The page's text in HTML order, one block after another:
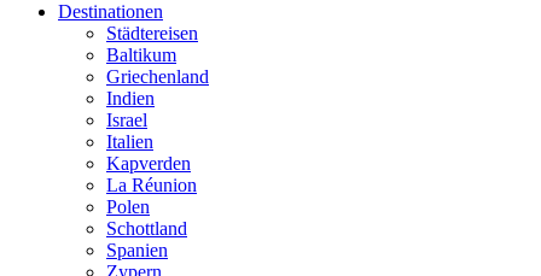
Destinationen
Städtereisen
Baltikum
Griechenland
Indien
Israel
Italien
Kapverden
La Réunion
Polen
Schottland
Spanien